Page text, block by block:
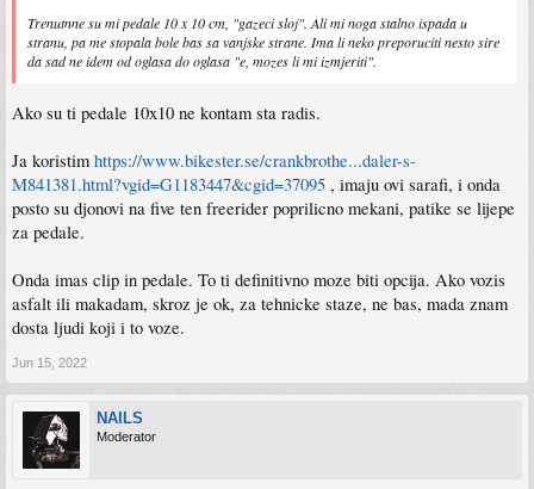
Trenutnne su mi pedale 10 x 10 cm, "gazeci sloj". Ali mi noga stalno ispada u
stranu, pa me stopala bole bas sa vanjske strane. Ima li neko preporuciti nesto sire
da sad ne idem od oglasa do oglasa "e, mozes li mi izmjeriti".
Ako su ti pedale 10x10 ne kontam sta radis.
Ja koristim https://www.bikester.se/crankbrothe...daler-s-
M841381.html?vgid=G1183447&cgid=37095 , imaju ovi sarafi, i onda
posto su djonovi na five ten freerider poprilicno mekani, patike se lijepe
za pedale.
Onda imas clip in pedale. To ti definitivno moze biti opcija. Ako vozis
asfalt ili makadam, skroz je ok, za tehnicke staze, ne bas, mada znam
dosta ljudi koji i to voze.
Jun 15, 2022
NAILS
Moderator